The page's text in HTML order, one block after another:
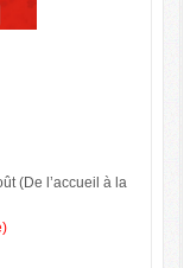
(De l’accueil à la